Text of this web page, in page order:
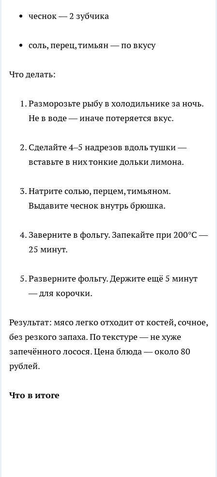
чеснок — 2 зубчика
соль, перец, тимьян — по вкусу
Что делать:
Разморозьте рыбу в холодильнике за ночь.
Не в воде — иначе потеряется вкус.
Сделайте 4–5 надрезов вдоль тушки —
вставьте в них тонкие дольки лимона.
Натрите солью, перцем, тимьяном.
Выдавите чеснок внутрь брюшка.
Заверните в фольгу. Запекайте при 200°C —
25 минут.
Разверните фольгу. Держите ещё 5 минут
— для корочки.
Результат: мясо легко отходит от костей, сочное,
без резкого запаха. По текстуре — не хуже
запечённого лосося. Цена блюда — около 80
рублей.
Что в итоге